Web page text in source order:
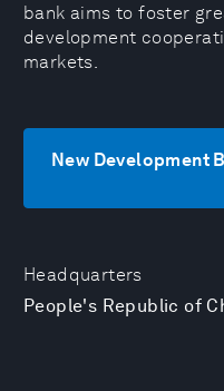
Headquarters
People's Republic of
bank aims to foster
development
markets.
New Development